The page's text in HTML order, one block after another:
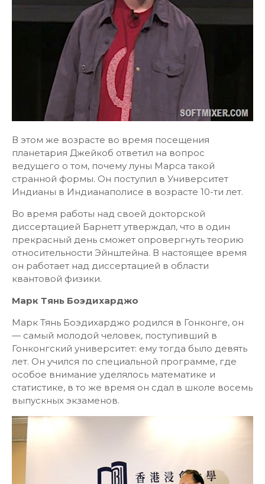
В этом же возрасте во время посещения
планетария Джейкоб ответил на вопрос
ведущего о том, почему луны Марса такой
странной формы. Он поступил в Университет
Индианы в Индианаполисе в возрасте 10-ти лет.
Во время работы над своей докторской
диссертацией Барнетт утверждал, что в один
прекрасный день сможет опровергнуть теорию
относительности Эйнштейна. В настоящее время
он работает над диссертацией в области
квантовой физики.
Марк Тянь Боэдихарджо
Марк Тянь Боэдихарджо родился в Гонконге, он
— самый молодой человек, поступивший в
Гонконгский университет: ему тогда было девять
лет. Он учился по специальной программе, где
особое внимание уделялось математике и
статистике, в то же время он сдал в школе восемь
выпускных экзаменов.